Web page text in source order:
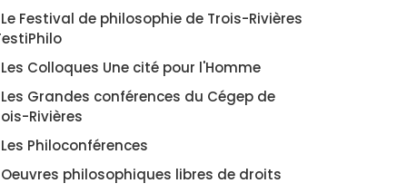
Le Festival de philosophie de Trois-Rivières
Les Colloques Une cité pour l'Homme
Les Grandes conférences du Cégep de
Rivières
Les Philoconférences
Oeuvres philosophiques libres de droits